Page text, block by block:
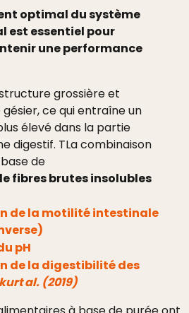
optimal du système
essentiel pour
une performance
grossière et
ce qui entraîne un
élevé dans la partie
digestif. TLa combinaison
de
fibres brutes insolubles
de la motilité intestinale
pH
de la digestibilité des
al. (2019)